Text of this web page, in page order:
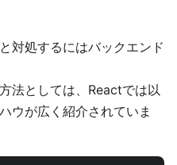
対処するにはバックエンド
法としては、Reactでは以
ウが広く紹介されていま